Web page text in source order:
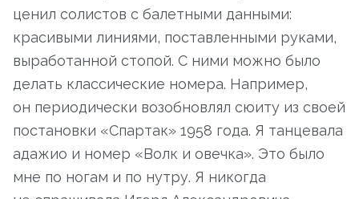
ценил солистов с балетными данными:
красивыми линиями, поставленными руками,
выработанной стопой. С ними можно было
делать классические номера. Например,
он периодически возобновлял сюиту из своей
постановки «Спартак» 1958 года. Я танцевала
адажио и номер «Волк и овечка». Это было
мне по ногам и по нутру. Я никогда